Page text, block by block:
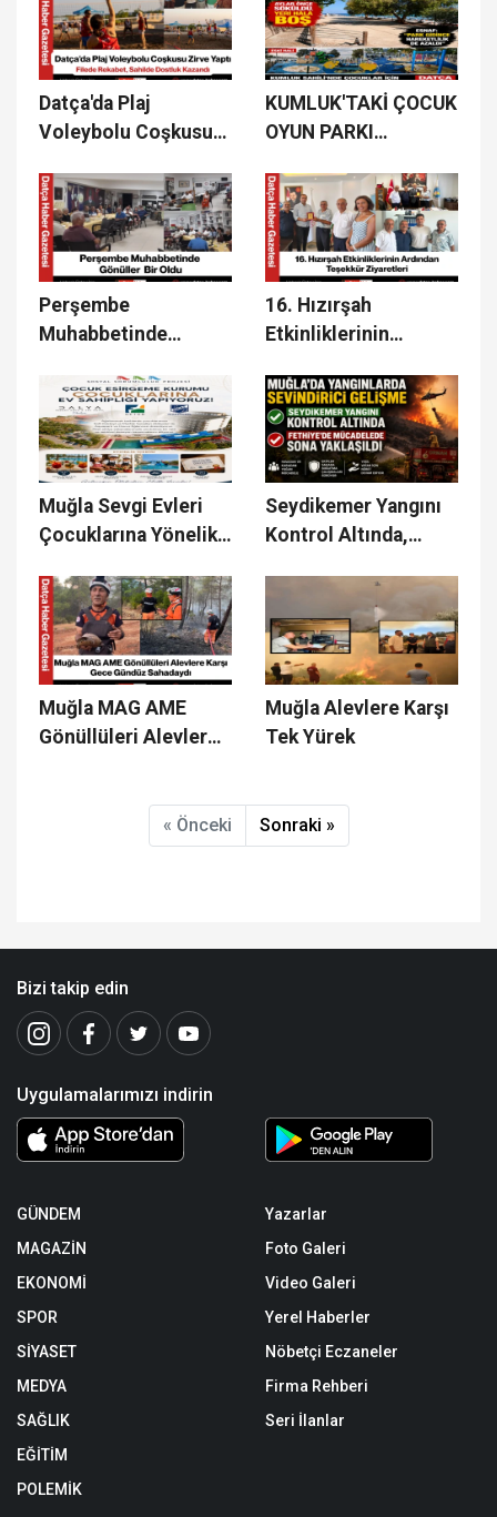
Datça'da Plaj
Voleybolu Coşkusu
KUMLUK'TAKİ ÇOCUK
OYUN PARKI
VATANDAŞLAR
YENİDEN
YAPILMASINI
BEKLİYOR
Perşembe
Muhabbetinde
16. Hızırşah
Etkinliklerinin
Ziyaretleri
Muğla Sevgi Evleri
Çocuklarına Yönelik
Sorumluluk Projesi
Gerçekleştirildi
Seydikemer Yangını
Kontrol Altında,
Mücadelede Sona
Yaklaşıldı
Muğla MAG AME
Gönüllüleri Alevlere
Muğla Alevlere Karşı
Tek Yürek
« Önceki Sonraki »
Bizi takip edin
Uygulamalarımızı indirin
GÜNDEM
MAGAZİN
EKONOMİ
SPOR
SİYASET
MEDYA
SAĞLIK
EĞİTİM
POLEMİK
Yazarlar
Foto Galeri
Video Galeri
Yerel Haberler
Nöbetçi Eczaneler
Firma Rehberi
Seri İlanlar